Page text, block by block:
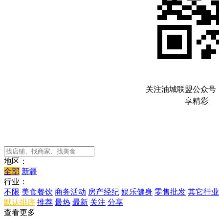
关注油城联盟公众号
享精彩
地区：
全部 新疆
行业：
不限 美食餐饮 商务活动 房产经纪 娱乐健身 零售批发 其它行业
默认排序 推荐 最热 最新 关注 分享
查看更多